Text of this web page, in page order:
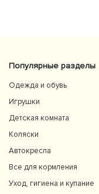
Популярные разделы
Одежда и обувь
Игрушки
Детская комната
Коляски
Автокресла
Все для кормления
Уход, гигиена и купание